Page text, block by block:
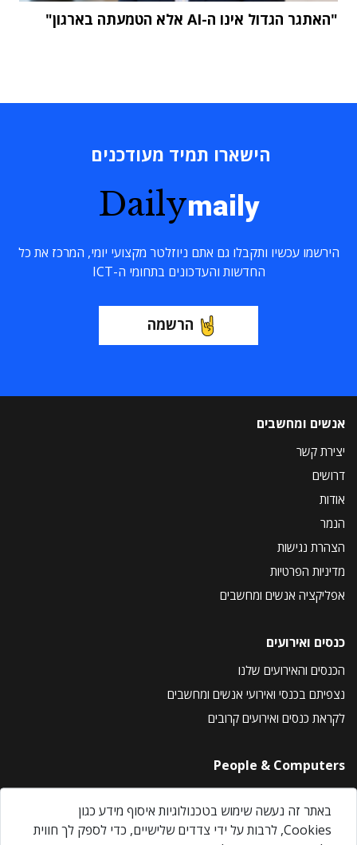
"האתגר הגדול אינו ה-AI אלא הטמעתה בארגון"
הישארו תמיד מעודכנים
Dailymaily
הירשמו עכשיו ותקבלו גם אתם ניוזלטר מקצועי יומי, המרכז את כל
החדשות והעדכונים בתחומי ה-ICT
הרשמה
אנשים ומחשבים
יצירת קשר
דרושים
אודות
הנמר
הצהרת נגישות
מדיניות הפרטיות
אפליקציה אנשים ומחשבים
כנסים ואירועים
הכנסים והאירועים שלנו
נצפיתם בכנסי ואירועי אנשים ומחשבים
לקראת כנסים ואירועים קרובים
People & Computers
About Us
Privacy Policy
Contact Us
באתר זה נעשה שימוש בטכנולוגיות איסוף מידע כגון
Cookies, לרבות על ידי צדדים שלישיים, כדי לספק לך חווית